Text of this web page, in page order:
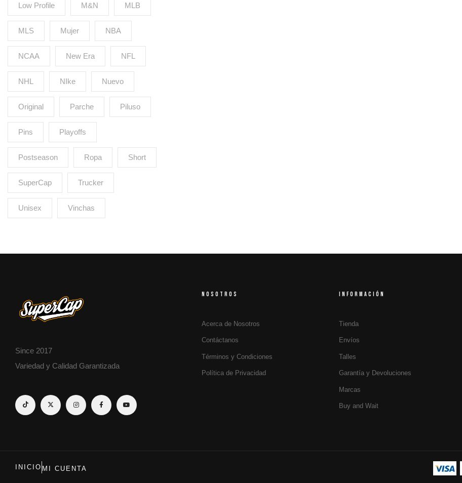
Low Profile M&N MLB
MLS Mujer NBA
NCAA New Era NFL
NHL NIke Nuevo
Original Parche Piluso
Pins Playoffs
Postseason Ropa Short
SuperCap Trucker
Unisex Vinchas
Since 2017
Variedad y Calidad Garantizada
NOSOTROS
Acerca de Nosotros
Contáctanos
Términos y Condiciones
Política de Privacidad
INFORMACIÓN
Tienda
Envíos
Talles
Garantía y Devoluciones
Marcas
Buy and Wait
INICIO MI CUENTA